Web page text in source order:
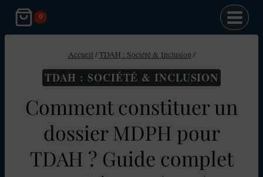
Aller
contenu
0
Accueil /TDAH : Société & Inclusion /
TDAH : SOCIÉTÉ & INCLUSION
Comment constituer un
dossier MDPH pour
TDAH ? Guide complet